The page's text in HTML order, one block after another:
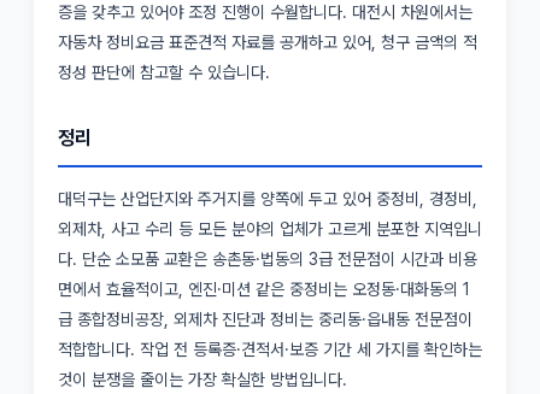
증을 갖추고 있어야 조정 진행이 수월합니다. 대전시 차원에서는
자동차 정비요금 표준견적 자료를 공개하고 있어, 청구 금액의 적
정성 판단에 참고할 수 있습니다.
정리
대덕구는 산업단지와 주거지를 양쪽에 두고 있어 중정비, 경정비,
외제차, 사고 수리 등 모든 분야의 업체가 고르게 분포한 지역입니
다. 단순 소모품 교환은 송촌동·법동의 3급 전문점이 시간과 비용
면에서 효율적이고, 엔진·미션 같은 중정비는 오정동·대화동의 1
급 종합정비공장, 외제차 진단과 정비는 중리동·읍내동 전문점이
적합합니다. 작업 전 등록증·견적서·보증 기간 세 가지를 확인하는
것이 분쟁을 줄이는 가장 확실한 방법입니다.